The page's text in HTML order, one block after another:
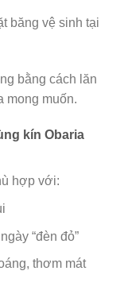
băng vệ sinh tại
bằng cách lăn
mong muốn.
kín Obaria
hợp với:
“đèn đỏ”
thơm mát